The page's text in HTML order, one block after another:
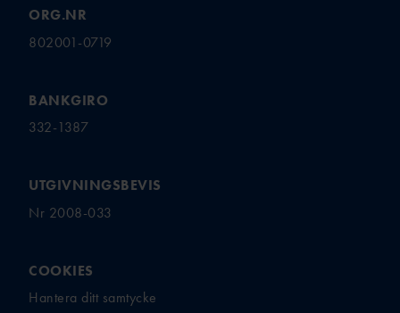
ORG.NR
802001-0719
BANKGIRO
332-1387
UTGIVNINGSBEVIS
Nr 2008-033
COOKIES
Hantera ditt samtycke